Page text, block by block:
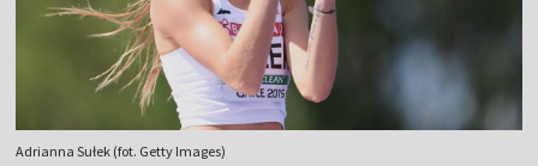
Adrianna Sułek (fot. Getty Images)